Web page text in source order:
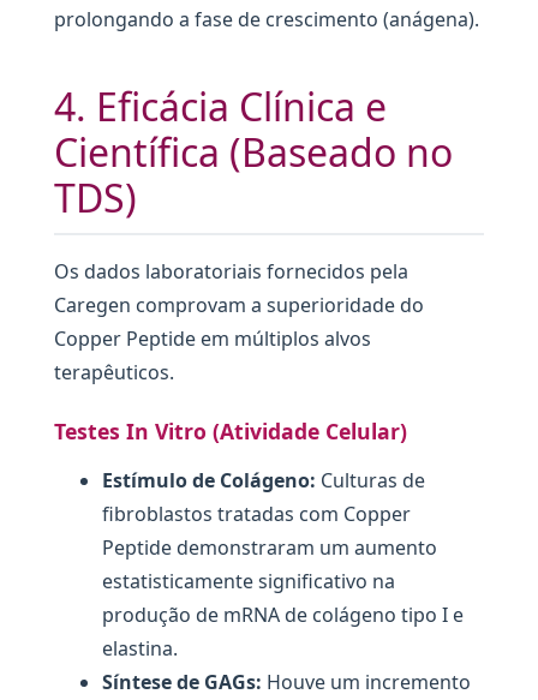
prolongando a fase de crescimento (anágena).
4. Eficácia Clínica e
Científica (Baseado no
TDS)
Os dados laboratoriais fornecidos pela
Caregen comprovam a superioridade do
Copper Peptide em múltiplos alvos
terapêuticos.
Testes In Vitro (Atividade Celular)
Estímulo de Colágeno: Culturas de
fibroblastos tratadas com Copper
Peptide demonstraram um aumento
estatisticamente significativo na
produção de mRNA de colágeno tipo I e
elastina.
Síntese de GAGs: Houve um incremento